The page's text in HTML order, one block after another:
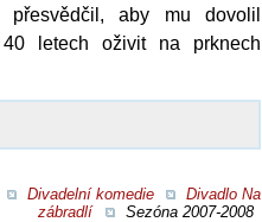
přesvědčil, aby mu dovolil
letech oživit na prknech
Divadelní komedie
Divadlo Na
zábradlí
Sezóna 2007-2008